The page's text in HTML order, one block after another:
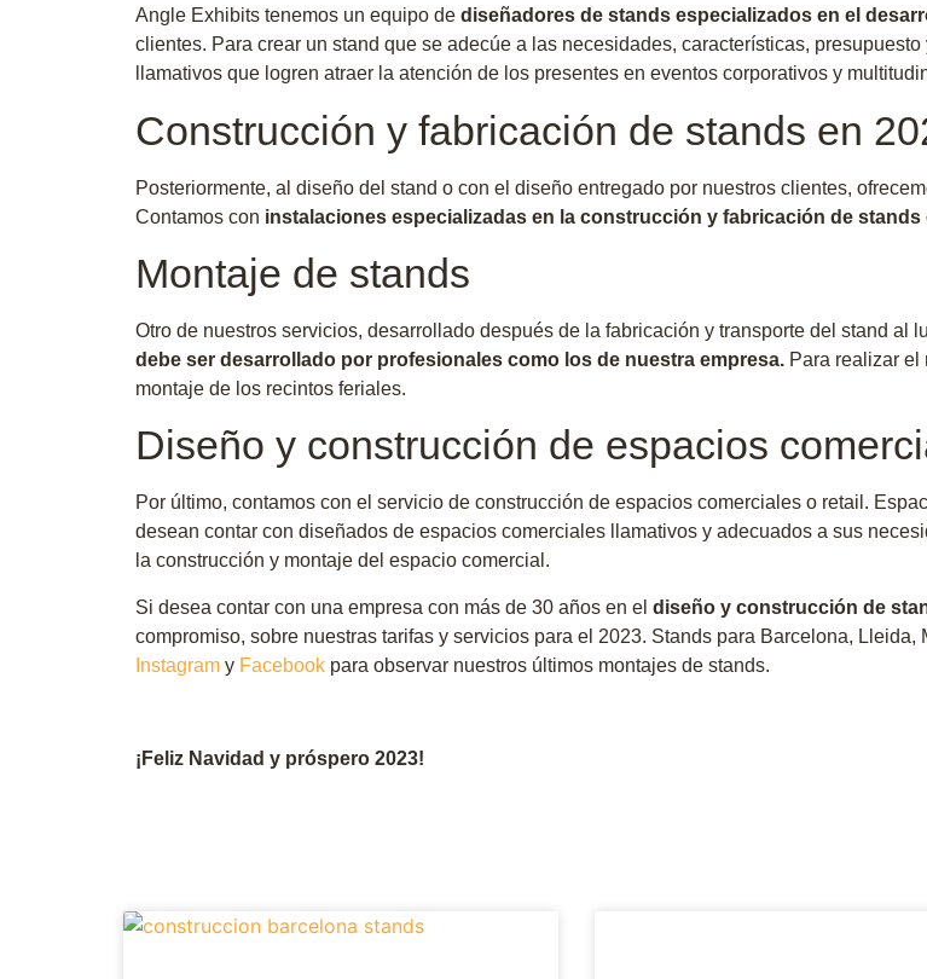
Angle Exhibits tenemos un equipo de diseñadores de stands especializados en el
clientes. Para crear un stand que se adecúe a las necesidades, características,
llamativos que logren atraer la atención de los presentes en eventos corporativos y
Construcción y fabricación de stands en
Posteriormente, al diseño del stand o con el diseño entregado por nuestros clientes,
Contamos con instalaciones especializadas en la construcción y fabricación de
Montaje de stands
Otro de nuestros servicios, desarrollado después de la fabricación y transporte del stand al
debe ser desarrollado por profesionales como los de nuestra empresa. Para realizar el
montaje de los recintos feriales.
Diseño y construcción de espacios
Por último, contamos con el servicio de construcción de espacios comerciales o retail.
desean contar con diseñados de espacios comerciales llamativos y adecuados a sus
la construcción y montaje del espacio comercial.
Si desea contar con una empresa con más de 30 años en el diseño y construcción de
compromiso, sobre nuestras tarifas y servicios para el 2023. Stands para Barcelona,
Instagram y Facebook para observar nuestros últimos montajes de stands.
¡Feliz Navidad y próspero 2023!